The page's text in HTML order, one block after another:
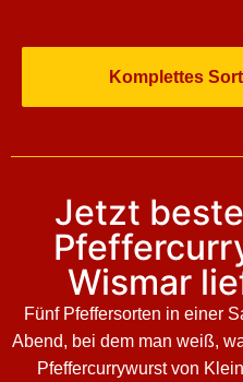
Komplettes
Jetzt
Wismar
Fünf Pfeffersorten in einer
Abend, bei dem man weiß,
Pfeffercurrywurst von